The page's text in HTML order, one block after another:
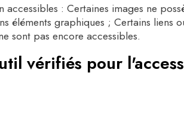
: Certaines images ne
éléments graphiques ; Certains liens
sont pas encore accessibles.
vérifiés pour